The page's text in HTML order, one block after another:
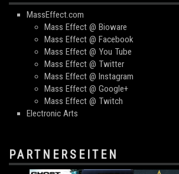
MassEffect.com
Mass Effect @ Bioware
Mass Effect @ Facebook
Mass Effect @ You Tube
Mass Effect @ Twitter
Mass Effect @ Instagram
Mass Effect @ Google+
Mass Effect @ Twitch
Electronic Arts
PARTNERSEITEN